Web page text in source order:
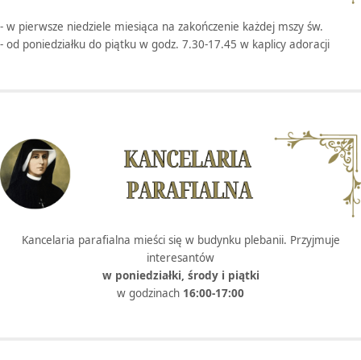
- w pierwsze niedziele miesiąca na zakończenie każdej mszy św.
- od poniedziałku do piątku w godz. 7.30-17.45 w kaplicy adoracji
Kancelaria parafialna mieści się w budynku plebanii. Przyjmuje
interesantów
w poniedziałki, środy i piątki
w godzinach 16:00-17:00